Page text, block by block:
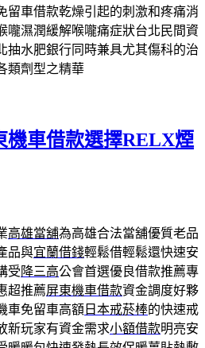
留車借款乾燥引起的刺激和疼痛消
嚨濕潤緩解喉嚨痛症狀台北民間資
抽水肥銀行同時兼具尤其傷科的治
類劑型之精華
機車借款選擇RELX煙
高雄當舖為高雄合法當舖優質老品
品與宜蘭借錢輕鬆借輕鬆還快速安
受 降三高公會首選優良借款推薦專
超推薦屏東機車借款資金調度好夥
車免留車高額 日本戒菸棒的快速戒
新玩家有資金需求小額借款明亮安